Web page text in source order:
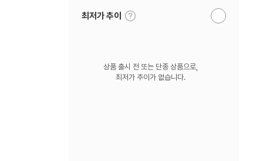
최저가 추이
툴
팁
알
상품 출시 전 또는 단종 상품으로,
최저가 추이가 없습니다.